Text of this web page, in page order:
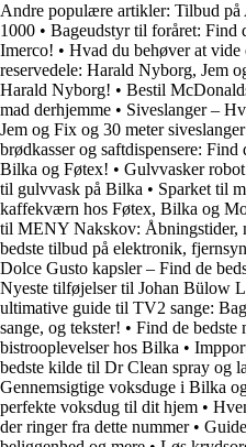
Andre populære artikler: Tilbud på
1000 • Bageudstyr til foråret: Find
Imerco! • Hvad du behøver at
reservedele: Harald Nyborg, Jem
Harald Nyborg! • Bestil
mad derhjemme • Siveslanger –
Jem og Fix og 30 meter siveslanger
brødkasser og saftdispensere:
Bilka og Føtex! • Gulvvasker
til gulvvask på Bilka • Sparket til
kaffekværn hos Føtex, Bilka og
til MENY Nakskov: Åbningstider,
bedste tilbud på elektronik,
Dolce Gusto kapsler – Find de
Nyeste tilføjelser til Johan Bülow
ultimative guide til TV2 sange:
sange, og tekster! • Find de bedste
bistrooplevelser hos Bilka •
bedste kilde til Dr Clean spray og
Gennemsigtige voksduge i Bilka
perfekte voksdug til dit hjem •
der ringer fra dette nummer•